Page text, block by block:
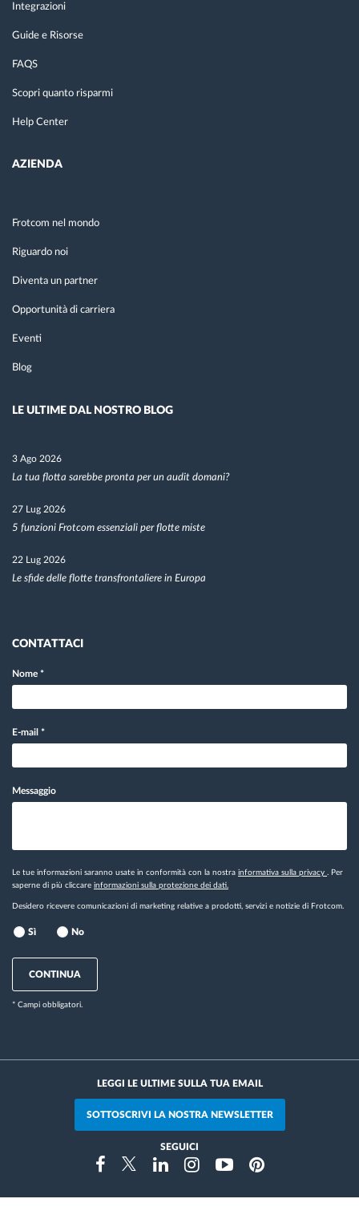
Integrazioni
Guide e Risorse
FAQS
Scopri quanto risparmi
Help Center
AZIENDA
Frotcom nel mondo
Riguardo noi
Diventa un partner
Opportunità di carriera
Eventi
Blog
LE ULTIME DAL NOSTRO BLOG
3 Ago 2026
La tua flotta sarebbe pronta per un audit domani?
27 Lug 2026
5 funzioni Frotcom essenziali per flotte miste
22 Lug 2026
Le sfide delle flotte transfrontaliere in Europa
CONTATTACI
Nome *
E-mail *
Messaggio
Le tue informazioni saranno usate in conformità con la nostra informativa sulla privacy
. Per
saperne di più cliccare informazioni sulla protezione dei dati.
Desidero ricevere comunicazioni di marketing relative a prodotti, servizi e notizie di Frotcom.
Sì No
CONTINUA
* Campi obbligatori.
LEGGI LE ULTIME SULLA TUA EMAIL
SOTTOSCRIVI LA NOSTRA NEWSLETTER
SEGUICI
FacebookTwitterLinkedinInstragramYoutubePinterest